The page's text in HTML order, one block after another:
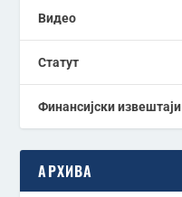
Видео
Статут
Финансијски извештаји
АРХИВА